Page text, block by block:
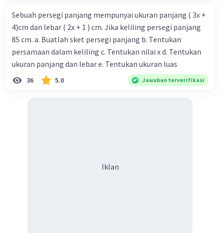
Sebuah persegi panjang mempunyai ukuran panjang ( 3x +
4)cm dan lebar ( 2x + 1 ) cm. Jika keliling persegi panjang
85 cm. a. Buatlah sket persegi panjang b. Tentukan
persamaan dalam keliling c. Tentukan nilai x d. Tentukan
ukuran panjang dan lebar e. Tentukan ukuran luas
36 5.0 Jawaban terverifikasi
Iklan